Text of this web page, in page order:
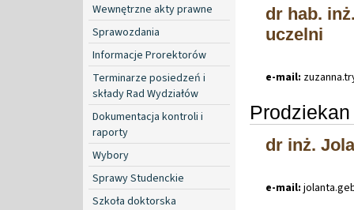
Wewnętrzne akty prawne
Sprawozdania
Informacje Prorektorów
Terminarze posiedzeń i
składy Rad Wydziałów
Dokumentacja kontroli i
raporty
Wybory
Sprawy Studenckie
Szkoła doktorska
dr hab.
uczelni
e-mail: zuzanna.
dr inż.
e-mail: jolanta.